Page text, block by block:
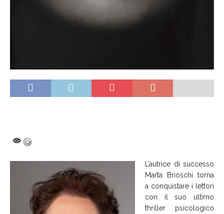
L’autrice di successo
Marta Brioschi torna
a conquistare i lettori
con il suo ultimo
thriller psicologico